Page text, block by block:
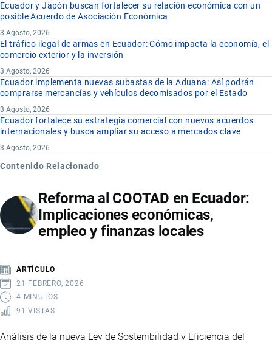
Ecuador y Japón buscan fortalecer su relación económica con un
posible Acuerdo de Asociación Económica
3 Agosto, 2026
El tráfico ilegal de armas en Ecuador: Cómo impacta la economía, el
comercio exterior y la inversión
3 Agosto, 2026
Ecuador implementa nuevas subastas de la Aduana: Así podrán
comprarse mercancías y vehículos decomisados por el Estado
3 Agosto, 2026
Ecuador fortalece su estrategia comercial con nuevos acuerdos
internacionales y busca ampliar su acceso a mercados clave
3 Agosto, 2026
Contenido Relacionado
Reforma al COOTAD en Ecuador:
Implicaciones económicas,
empleo y finanzas locales
ARTÍCULO
21 FEBRERO, 2026
4 MINUTOS
91 VISTAS
Análisis de la nueva Ley de Sostenibilidad y Eficiencia del